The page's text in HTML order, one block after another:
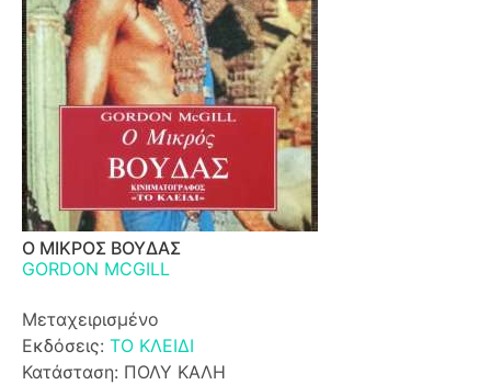
Ο ΜΙΚΡΟΣ ΒΟΥΔΑΣ
GORDON MCGILL
Μεταχειρισμένο
Εκδόσεις: ΤΟ ΚΛΕΙΔΙ
Κατάσταση: ΠΟΛΥ ΚΑΛΗ